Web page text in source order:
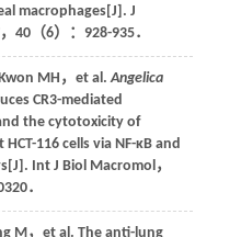
macrophages[J]. J
， 40（6）：928-935．
Kwon MH ，et al.Angelica
CR3-mediated
the cytotoxicity of
116 cells via NF-κB and
Int J Biol Macromol ，
．
M ，et al. The anti-lung